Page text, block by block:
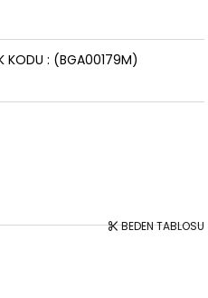
(BGA00179M)
KODU
BEDEN TABLOSU